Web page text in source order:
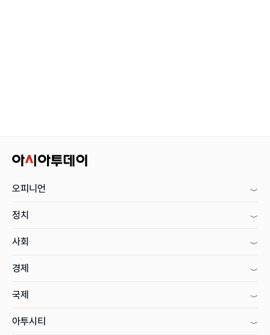
오피니언
정치
사회
경제
국제
아투시티